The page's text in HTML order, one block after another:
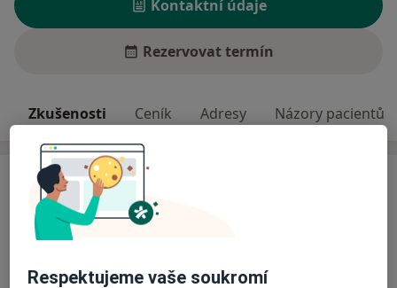
Kontaktní údaje
Rezervovat termín
Zkušenosti Ceník Adresy Názory pacientů
Zkušenosti
Nabízím pomoc při řešení Vašich potíží v oblastech
osobních, rodinných i v oblasti mezilidských vztahů
Základem mé práce jsou:
Respektujeme vaše soukromí